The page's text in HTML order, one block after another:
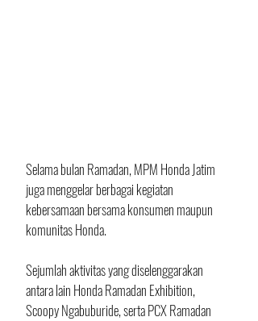
Selama bulan Ramadan, MPM Honda Jatim
juga menggelar berbagai kegiatan
kebersamaan bersama konsumen maupun
komunitas Honda.
Sejumlah aktivitas yang diselenggarakan
antara lain Honda Ramadan Exhibition,
Scoopy Ngabuburide, serta PCX Ramadan